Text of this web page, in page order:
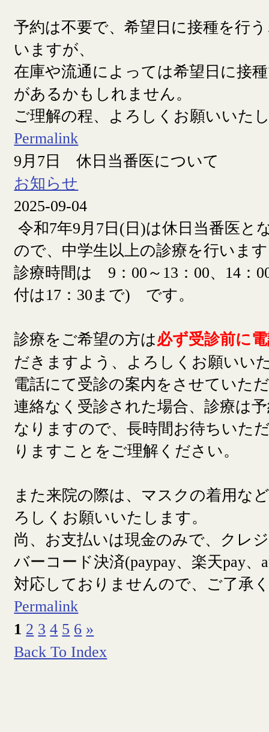
予約は不要で、希望日に接種を行
いますが、
在庫や流通によっては希望日に接
があるかもしれません。
ご理解の程、よろしくお願いいた
Permalink
9月7日 休日当番医について
お知らせ
2025-09-04
令和7年9月7日(日)は休日当番医と
ので、中学生以上の診療を行います
診療時間は 9：00～13：00、14：
付は17：30まで) です。
診療をご希望の方は必ず受診前に
だきますよう、よろしくお願いい
電話にて受診の案内をさせていた
連絡なく受診された場合、診療は
なりますので、長時間お待ちいた
りますことをご理解ください。
また来院の際は、マスクの着用な
ろしくお願いいたします。
尚、お支払いは現金のみで、クレ
バーコード決済(paypay、楽天pay、
対応しておりませんので、ご了承
Permalink
1 2 3 4 5 6 »
Back To Index